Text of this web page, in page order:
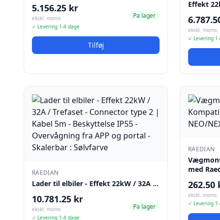
5.156.25 kr
ekskl. moms
✓ Levering 1-4 dage
Pa lager
Tilføj
Effekt
ekskl. moms
✓ Levering
RAEDIAN
Lader til elbiler - Effekt 22kW / 32A …
10.781.25 kr
ekskl. moms
✓ Levering 1-4 dage
Pa lager
RAEDIAN
med
262.50
ekskl. moms
✓ Levering